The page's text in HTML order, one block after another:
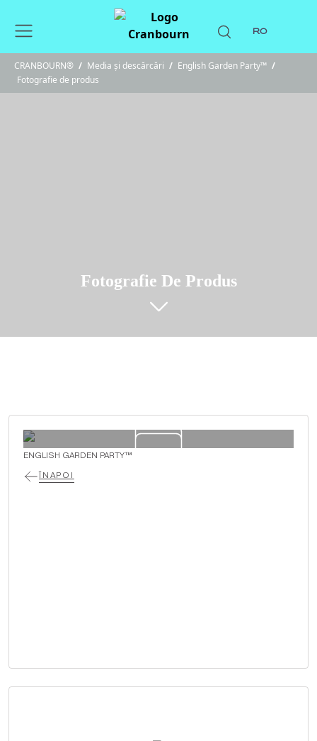
RO
CRANBOURN® / Media și descărcări / English Garden Party™ /
Fotografie de produs
Fotografie De Produs
ENGLISH GARDEN PARTY™
ÎNAPOI